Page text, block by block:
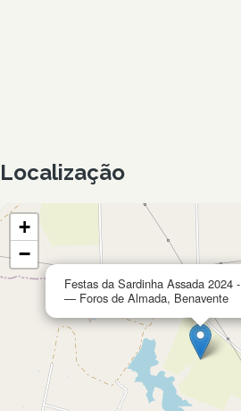
Localização
Festas da Sardinha Assada 2024
— Foros de Almada, Benavente
+
−